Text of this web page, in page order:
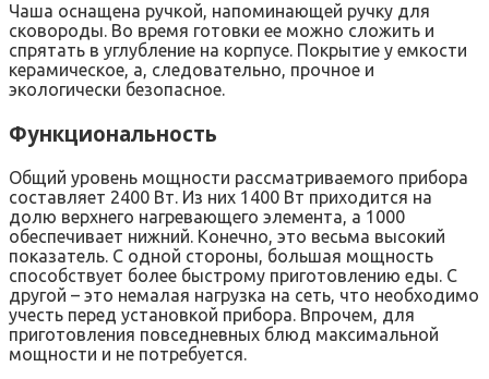
Чаша оснащена ручкой, напоминающей ручку для
сковороды. Во время готовки ее можно сложить и
спрятать в углубление на корпусе. Покрытие у емкости
керамическое, а, следовательно, прочное и
экологически безопасное.
Функциональность
Общий уровень мощности рассматриваемого прибора
составляет 2400 Вт. Из них 1400 Вт приходится на
долю верхнего нагревающего элемента, а 1000
обеспечивает нижний. Конечно, это весьма высокий
показатель. С одной стороны, большая мощность
способствует более быстрому приготовлению еды. С
другой – это немалая нагрузка на сеть, что необходимо
учесть перед установкой прибора. Впрочем, для
приготовления повседневных блюд максимальной
мощности и не потребуется.